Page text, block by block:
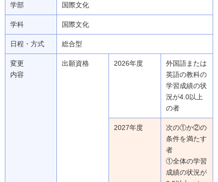
学部 国際文化
学科 国際文化
日程・方式 総合型
変更
内容
出願資格 2026年度
外国語または
英語の教科の
学習成績の状
況が4.0以上
の者
2027年度
次の①か②の
条件を満たす
者
①全体の学習
成績の状況が